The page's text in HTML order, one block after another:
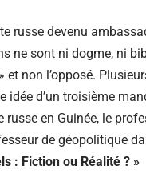
russe devenu
ne sont ni dogme, ni
et non l’opposé.
idée d’un troisième
russe en Guinée, le
de géopolitique
: Fiction ou Réalité ? »